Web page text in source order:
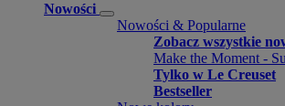
Nowości
Nowości & Popularne
Zobacz wszystkie
Make the Moment -
Tylko w Le Creuset
Bestseller